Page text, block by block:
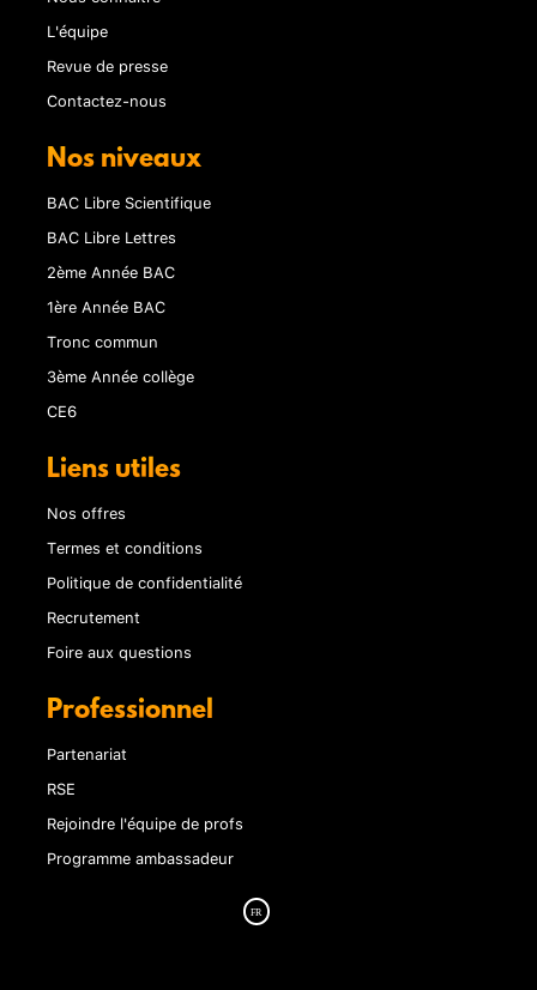
L'équipe
Revue de presse
Contactez-nous
Nos niveaux
BAC Libre Scientifique
BAC Libre Lettres
2ème Année BAC
1ère Année BAC
Tronc commun
3ème Année collège
CE6
Liens utiles
Nos offres
Termes et conditions
Politique de confidentialité
Recrutement
Foire aux questions
Professionnel
Partenariat
RSE
Rejoindre l'équipe de profs
Programme ambassadeur